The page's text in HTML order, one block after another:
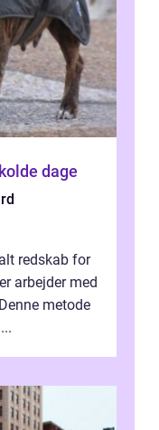
dage
redskab for
arbejder med
metode